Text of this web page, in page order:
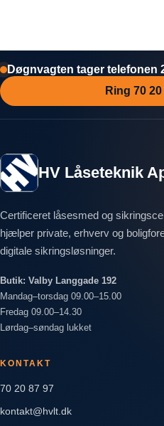
Døgnvagten tager telefonen
Ring 70
HV Låseteknik
Certificeret låsesmed og
hjælper private, erhverv og
digitale sikringsløsninger.
Butik: Valby Langgade 192
Mandag–torsdag 09.00–15.00
Fredag 09.00–14.30
Lørdag–søndag lukket
KONTAKT
70 20 87 97
kontakt@hvlt.dk